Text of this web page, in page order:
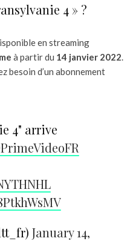
4 » ?
en streaming
à partir du 14 janvier 2022.
besoin d’un abonnement
4" arrive
January 14,